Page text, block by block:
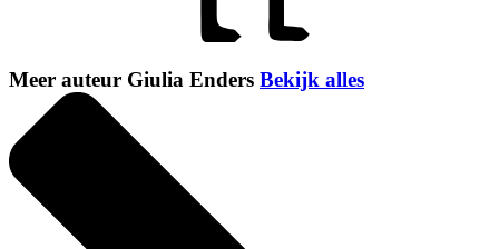
Meer auteur Giulia Enders Bekijk alles